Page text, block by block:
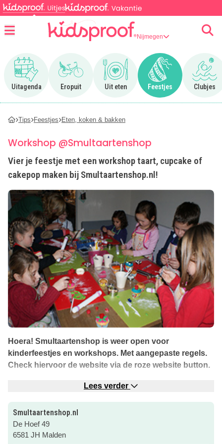
Nijmegen
Uitagenda
Ga naar Uitagenda
Eropuit
Ga naar Eropuit
Uit eten
Ga naar Uit eten
Feestjes
Ga naar Feestjes
Clubjes
Ga
Tips Feestjes Eten, koken & bakken
Workshop @Smultaartenshop
Vier je feestje met een workshop taart, cupcake of
cakepop maken bij Smultaartenshop.nl!
Hoera! Smultaartenshop is weer open voor
kinderfeestjes en workshops. Met aangepaste regels.
Check hiervoor de website via de roze website button.
Smultaartenshop.nlorganiseert ook
cupcake workshop of cakepop workshop. Je krijgt eerst
uitleg van de verschillende stapjes en methodes om een
mooie taart, cupcake of cakepop te maken. In alle gevallen
Lees verder
Smultaartenshop.nl
De Hoef 49
6581 JH Malden